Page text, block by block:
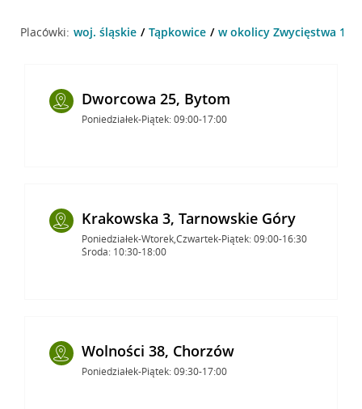
Placówki: woj. śląskie Tąpkowice w okolicy Zwycięstwa 17 ,
Dworcowa 25, Bytom
Poniedziałek-Piątek: 09:00-17:00
Krakowska 3, Tarnowskie Góry
Poniedziałek-Wtorek,Czwartek-Piątek: 09:00-16:30
Środa: 10:30-18:00
Wolności 38, Chorzów
Poniedziałek-Piątek: 09:30-17:00